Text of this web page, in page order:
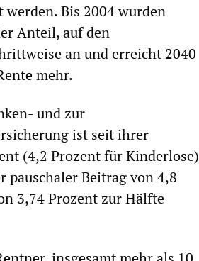
Bis 2004 wurden
Anteil, auf den
an und erreicht 2040
mehr.
und zur
ist seit ihrer
(4,2 Prozent für Kinderlose)
pauschaler Beitrag von 4,8
3,74 Prozent zur Hälfte